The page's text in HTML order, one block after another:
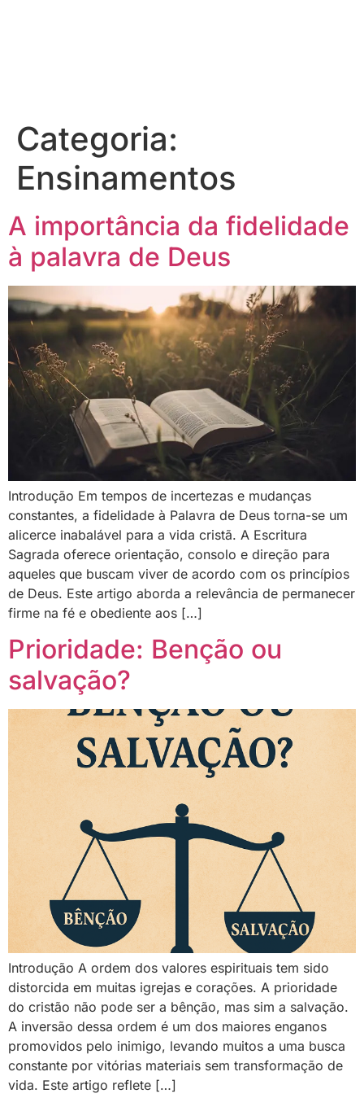
Categoria:
Ensinamentos
A importância da fidelidade
à palavra de Deus
Introdução Em tempos de incertezas e mudanças
constantes, a fidelidade à Palavra de Deus torna-se um
alicerce inabalável para a vida cristã. A Escritura
Sagrada oferece orientação, consolo e direção para
aqueles que buscam viver de acordo com os princípios
de Deus. Este artigo aborda a relevância de permanecer
firme na fé e obediente aos […]
Prioridade: Benção ou
salvação?
Introdução A ordem dos valores espirituais tem sido
distorcida em muitas igrejas e corações. A prioridade
do cristão não pode ser a bênção, mas sim a salvação.
A inversão dessa ordem é um dos maiores enganos
promovidos pelo inimigo, levando muitos a uma busca
constante por vitórias materiais sem transformação de
vida. Este artigo reflete […]